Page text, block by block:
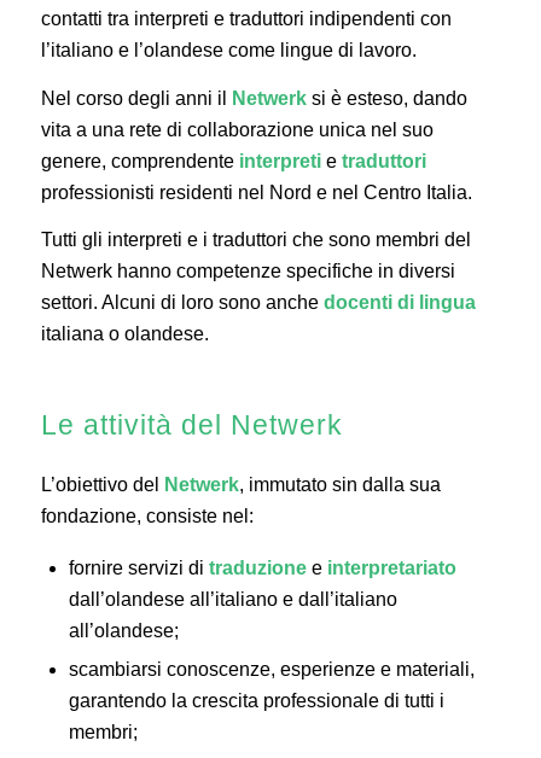
contatti tra interpreti e traduttori indipendenti con
l’italiano e l’olandese come lingue di lavoro.
Nel corso degli anni il Netwerksi è esteso, dando
vita a una rete di collaborazione unica nel suo
genere, comprendente interpretie traduttori
professionisti residenti nel Nord e nel Centro Italia.
Tutti gli interpreti e i traduttori che sono membri del
Netwerk hanno competenze specifiche in diversi
settori. Alcuni di loro sono anche docenti di lingua
italiana o olandese.
Le attività del Netwerk
L’obiettivo del Netwerk, immutato sin dalla sua
fondazione, consiste nel:
fornire servizi di traduzionee interpretariato
dall’olandese all’italiano e dall’italiano
all’olandese;
scambiarsi conoscenze, esperienze e materiali,
garantendo la crescita professionale di tutti i
membri;